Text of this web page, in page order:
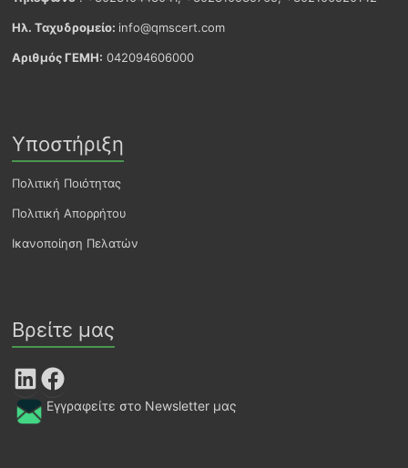
Ηλ. Ταχυδρομείο: info@qmscert.com
Αριθμός ΓΕΜΗ: 042094606000
Υποστήριξη
Πολιτική Ποιότητας
Πολιτική Απορρήτου
Ικανοποίηση Πελατών
Βρείτε μας
LinkedIn Facebook
Εγγραφείτε στο Newsletter μας